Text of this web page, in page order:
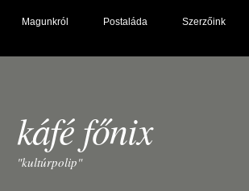
Magunkról Postaláda Szerzőink
káfé főnix
"kultúrpolip"